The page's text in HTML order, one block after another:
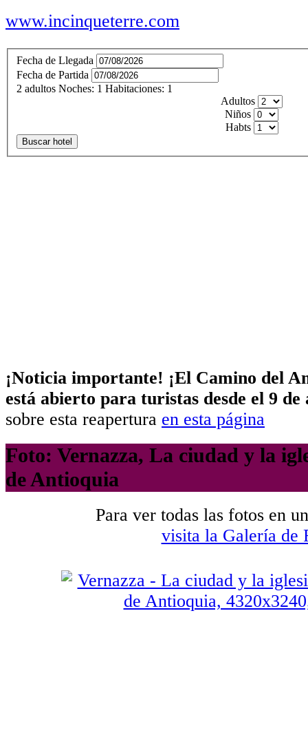
www.incinqueterre.com
Fecha de Llegada
Fecha de Partida
2 adultos Noches: 1 Habitaciones: 1
Adultos
Niños
Habts
Buscar hotel
¡Noticia importante! ¡El Camino del
está abierto para turistas desde el 9 de
sobre esta reapertura en esta página
Foto: Vernazza, La ciudad y la
de Antioquia
Para ver todas las fotos en
visita la Galería de